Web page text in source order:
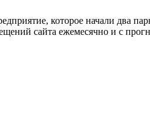
которое начали два
сайта ежемесячно и с